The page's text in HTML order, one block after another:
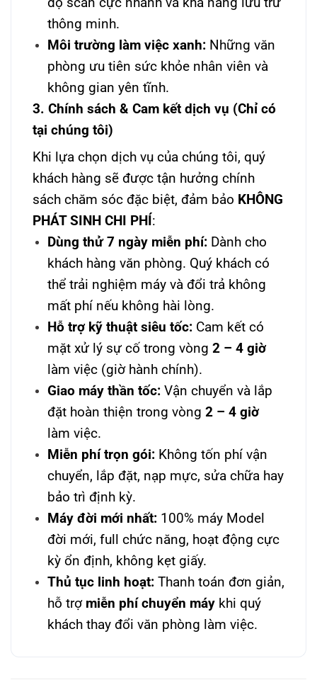
thông minh.
Môi trường làm việc xanh:Những văn
phòng ưu tiên sức khỏe nhân viên và
không gian yên tĩnh.
3. Chính sách & Cam kết dịch vụ (Chỉ có
tại chúng tôi)
Khi lựa chọn dịch vụ của chúng tôi, quý
khách hàng sẽ được tận hưởng chính
sách chăm sóc đặc biệt, đảm bảo KHÔNG
PHÁT SINH CHI PHÍ:
Dùng thử 7 ngày miễn phí:Dành cho
khách hàng văn phòng. Quý khách có
thể trải nghiệm máy và đổi trả không
mất phí nếu không hài lòng.
Hỗ trợ kỹ thuật siêu tốc:Cam kết có
mặt xử lý sự cố trong vòng 2 – 4 giờ
làm việc (giờ hành chính).
Giao máy thần tốc:Vận chuyển và lắp
đặt hoàn thiện trong vòng 2 – 4 giờ
làm việc.
Miễn phí trọn gói:Không tốn phí vận
chuyển, lắp đặt, nạp mực, sửa chữa hay
bảo trì định kỳ.
Máy đời mới nhất:100% máy Model
đời mới, full chức năng, hoạt động cực
kỳ ổn định, không kẹt giấy.
Thủ tục linh hoạt:Thanh toán đơn giản,
hỗ trợ miễn phí chuyển máykhi quý
khách thay đổi văn phòng làm việc.